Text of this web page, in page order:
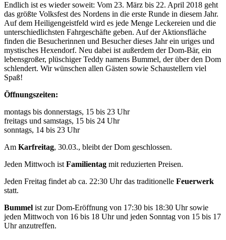
Endlich ist es wieder soweit: Vom 23. März bis 22. April 2018 geht
das größte Volksfest des Nordens in die erste Runde in diesem Jahr.
Auf dem Heiligengeistfeld wird es jede Menge Leckereien und die
unterschiedlichsten Fahrgeschäfte geben. Auf der Aktionsfläche
finden die Besucherinnen und Besucher dieses Jahr ein uriges und
mystisches Hexendorf. Neu dabei ist außerdem der Dom-Bär, ein
lebensgroßer, plüschiger Teddy namens Bummel, der über den Dom
schlendert. Wir wünschen allen Gästen sowie Schaustellern viel
Spaß!
Öffnungszeiten:
montags bis donnerstags, 15 bis 23 Uhr
freitags und samstags, 15 bis 24 Uhr
sonntags, 14 bis 23 Uhr
Am Karfreitag, 30.03., bleibt der Dom geschlossen.
Jeden Mittwoch ist Familientag mit reduzierten Preisen.
Jeden Freitag findet ab ca. 22:30 Uhr das traditionelle Feuerwerk
statt.
Bummel ist zur Dom-Eröffnung von 17:30 bis 18:30 Uhr sowie
jeden Mittwoch von 16 bis 18 Uhr und jeden Sonntag von 15 bis 17
Uhr anzutreffen.